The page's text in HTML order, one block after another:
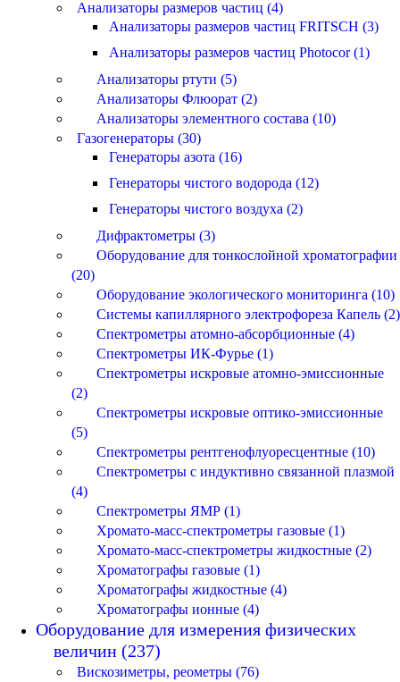
Анализаторы размеров частиц (4)
Анализаторы размеров частиц FRITSCH (3)
Анализаторы размеров частиц Photocor (1)
Анализаторы ртути (5)
Анализаторы Флюорат (2)
Анализаторы элементного состава (10)
Газогенераторы (30)
Генераторы азота (16)
Генераторы чистого водорода (12)
Генераторы чистого воздуха (2)
Дифрактометры (3)
Оборудование для тонкослойной хроматографии
(20)
Оборудование экологического мониторинга (10)
Системы капиллярного электрофореза Капель (2)
Спектрометры атомно-абсорбционные (4)
Спектрометры ИК-Фурье (1)
Спектрометры искровые атомно-эмиссионные
(2)
Спектрометры искровые оптико-эмиссионные
(5)
Спектрометры рентгенофлуоресцентные (10)
Спектрометры с индуктивно связанной плазмой
(4)
Спектрометры ЯМР (1)
Хромато-масс-спектрометры газовые (1)
Хромато-масс-спектрометры жидкостные (2)
Хроматографы газовые (1)
Хроматографы жидкостные (4)
Хроматографы ионные (4)
Оборудование для измерения физических
величин (237)
Вискозиметры, реометры (76)